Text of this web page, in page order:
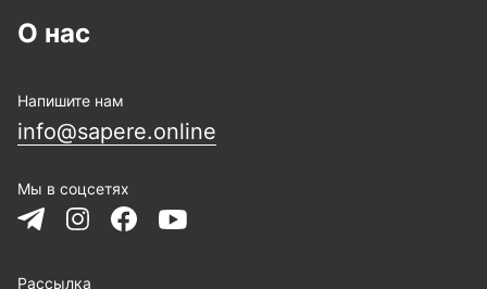
О нас
Напишите нам
info@sapere.online
Мы в соцсетях
Рассылка